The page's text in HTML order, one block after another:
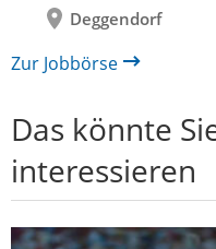
Deggendorf
Zur Jobbörse
Das könnte
interessieren